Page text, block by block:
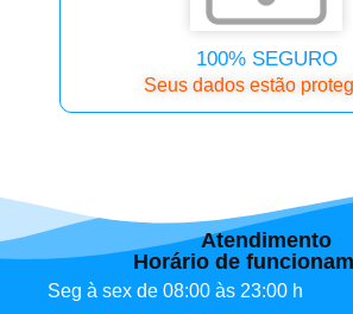
100% SEGURO
Seus dados estão
Atendimento
Horário de
Seg à sex de 08:00 às 23:00 h